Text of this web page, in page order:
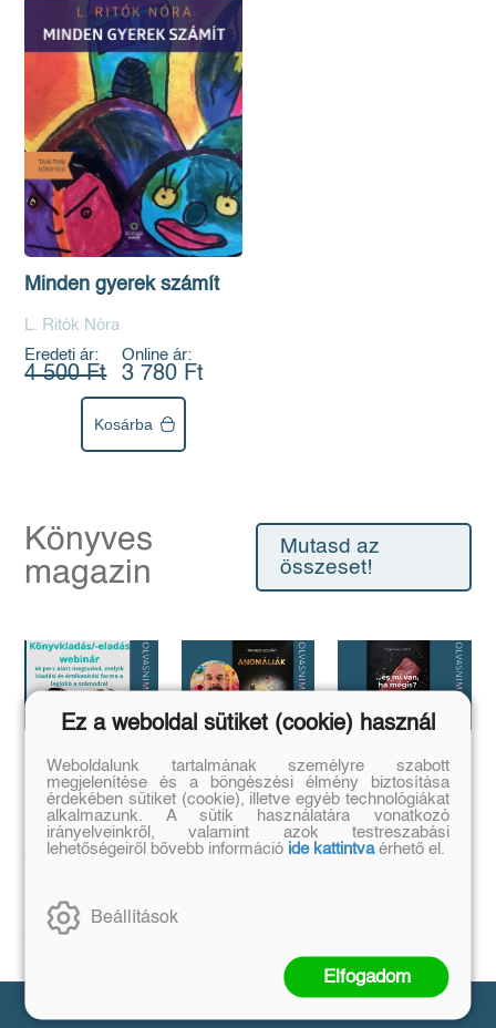
Minden gyerek számít
L. Ritók Nóra
Eredeti ár:
4 500 Ft
Online ár:
3 780 Ft
Kosárba
Könyves
magazin
Mutasd az
összeset!
Megírtad a
könyvedet, de
azt is tudod,
hogyan add
el❓️
16., 18:00-19:00
Anomáliák
Mi történik akkor,
ha létezik egy
olyan tárgy, ami
nem létezhetne?
...és mi van ha
mégis?
...a legrosszabb
helyzetből is lehet
kiút...
Vásárlás
Ez a weboldal sütiket (cookie) használ
Weboldalunk tartalmának személyre szabott
megjelenítése és a böngészési élmény biztosítása
érdekében sütiket (cookie), illetve egyéb technológiákat
alkalmazunk. A sütik használatára vonatkozó
irányelveinkről, valamint azok testreszabási
lehetőségeiről bővebb információ ide kattintvaérhető el.
Beállítások
Elfogadom